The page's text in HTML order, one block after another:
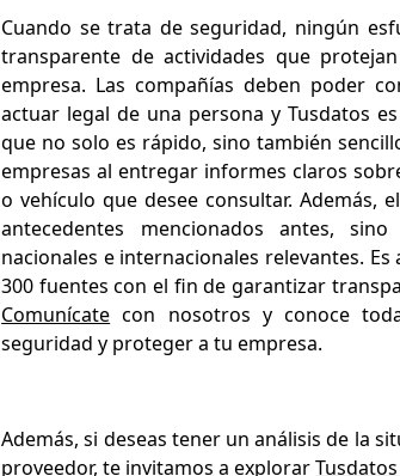
Cuando se trata de seguridad, ningún
transparente de actividades que
empresa. Las compañías deben poder
actuar legal de una persona y Tusdatos
que no solo es rápido, sino también
empresas al entregar informes claros
o vehículo que desee consultar. Además,
antecedentes mencionados antes,
nacionales e internacionales relevantes.
300 fuentes con el fin de garantizar
Comunícate con nosotros y conoce
seguridad y proteger a tu empresa.
Además, si deseas tener un análisis de la
proveedor, te invitamos a explorar